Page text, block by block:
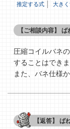
推定する式
大き
【ご相談内容】 ば
圧縮コイルバネ
することはでき
また、バネ仕様
【返答】 ば